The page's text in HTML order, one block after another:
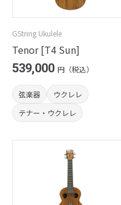
GString Ukulele
Tenor [T4 Sun]
539,000 円（税込）
弦楽器
ウクレレ
テナー・ウクレレ